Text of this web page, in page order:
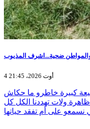
ضحية...اشرف المذيوب
4 أوت 2026، 21:45
كبيرة خاطرو ما حكاش
ولات تهددنا الكل كل